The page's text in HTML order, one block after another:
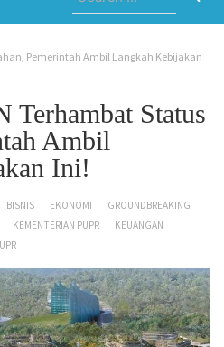
for:
Pemerintah Ambil Langkah Kebijakan
Terhambat Status
Ambil
Ini!
BISNIS EKONOMI
GROUNDBREAKING
KEMENTERIAN PUPR
KEUANGAN